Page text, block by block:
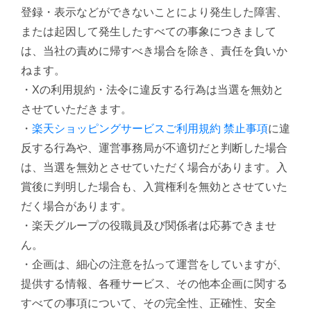
登録・表示などができないことにより発生した障害、
または起因して発生したすべての事象につきまして
は、当社の責めに帰すべき場合を除き、責任を負いか
ねます。
・Xの利用規約・法令に違反する行為は当選を無効と
させていただきます。
・ 楽天ショッピングサービスご利用規約 禁止事項に違
反する行為や、運営事務局が不適切だと判断した場合
は、当選を無効とさせていただく場合があります。入
賞後に判明した場合も、入賞権利を無効とさせていた
だく場合があります。
・楽天グループの役職員及び関係者は応募できませ
ん。
・企画は、細心の注意を払って運営をしていますが、
提供する情報、各種サービス、その他本企画に関する
すべての事項について、その完全性、正確性、安全